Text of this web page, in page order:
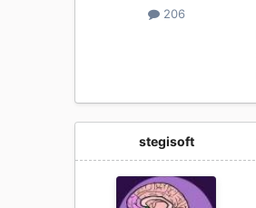
206
stegisoft